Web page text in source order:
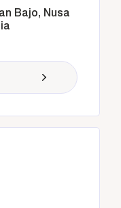
Bajo, Nusa